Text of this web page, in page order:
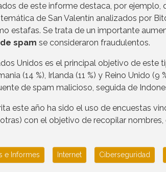
de este informe destaca, por
de San Valentín analizados por
estafas. Se trata de un importante
spam se consideraron fraudulentos.
Unidos es el principal objetivo de este
(14 %), Irlanda (11 %) y Reino Unido (9
de spam malicioso, seguida de
este año ha sido el uso de encuestas
con el objetivo de recopilar
e Informes Internet Ciberseguridad